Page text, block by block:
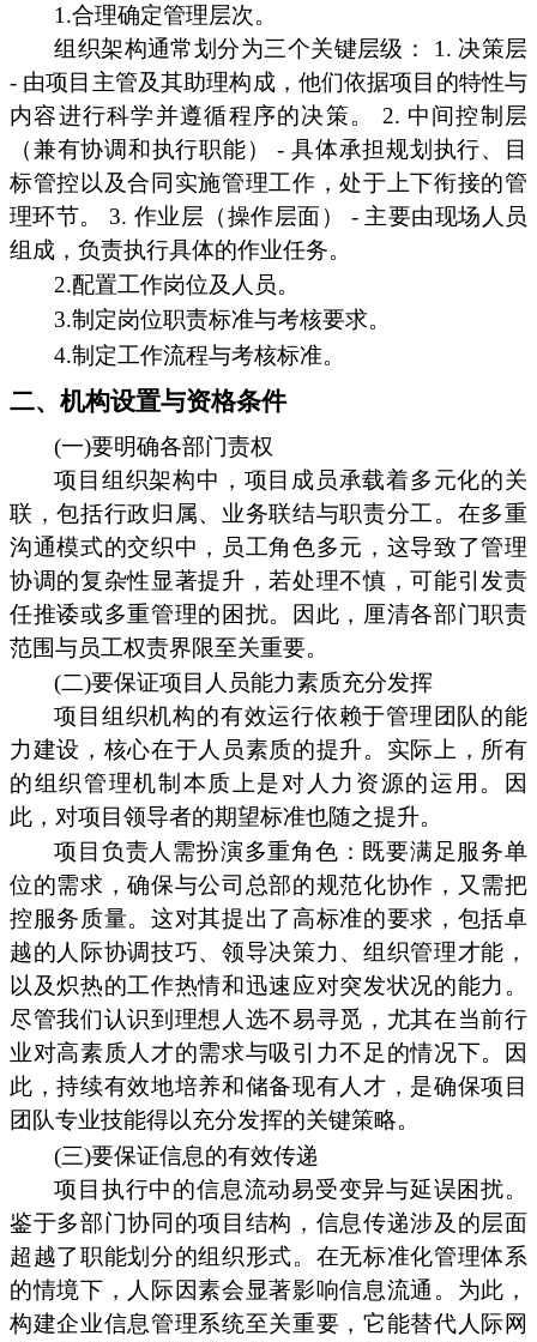
1.合理确定管理层次。
组织架构通常划分为三个关键层级： 1. 决策层
- 由项目主管及其助理构成，他们依据项目的特性与
内容进行科学并遵循程序的决策。 2. 中间控制层
（兼有协调和执行职能） - 具体承担规划执行、目
标管控以及合同实施管理工作，处于上下衔接的管
理环节。 3. 作业层（操作层面） - 主要由现场人员
组成，负责执行具体的作业任务。
2.配置工作岗位及人员。
3.制定岗位职责标准与考核要求。
4.制定工作流程与考核标准。
二、机构设置与资格条件
(一)要明确各部门责权
项目组织架构中，项目成员承载着多元化的关
联，包括行政归属、业务联结与职责分工。在多重
沟通模式的交织中，员工角色多元，这导致了管理
协调的复杂性显著提升，若处理不慎，可能引发责
任推诿或多重管理的困扰。因此，厘清各部门职责
范围与员工权责界限至关重要。
(二)要保证项目人员能力素质充分发挥
项目组织机构的有效运行依赖于管理团队的能
力建设，核心在于人员素质的提升。实际上，所有
的组织管理机制本质上是对人力资源的运用。因
此，对项目领导者的期望标准也随之提升。
项目负责人需扮演多重角色：既要满足服务单
位的需求，确保与公司总部的规范化协作，又需把
控服务质量。这对其提出了高标准的要求，包括卓
越的人际协调技巧、领导决策力、组织管理才能，
以及炽热的工作热情和迅速应对突发状况的能力。
尽管我们认识到理想人选不易寻觅，尤其在当前行
业对高素质人才的需求与吸引力不足的情况下。因
此，持续有效地培养和储备现有人才，是确保项目
团队专业技能得以充分发挥的关键策略。
(三)要保证信息的有效传递
项目执行中的信息流动易受变异与延误困扰。
鉴于多部门协同的项目结构，信息传递涉及的层面
超越了职能划分的组织形式。在无标准化管理体系
的情境下，人际因素会显著影响信息流通。为此，
构建企业信息管理系统至关重要，它能替代人际网